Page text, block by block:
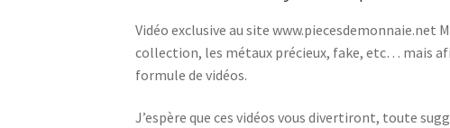
Vidéo exclusive au site www.piecesdemonnaie.net
collection, les métaux précieux, fake, etc… mais
formule de vidéos.
J’espère que ces vidéos vous divertiront, toute